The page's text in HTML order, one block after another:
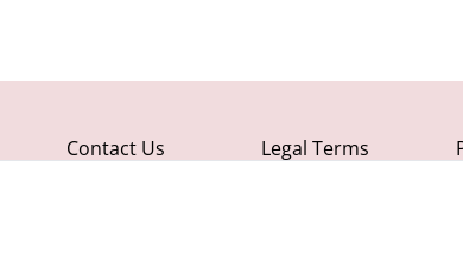
Contact Us Legal Terms